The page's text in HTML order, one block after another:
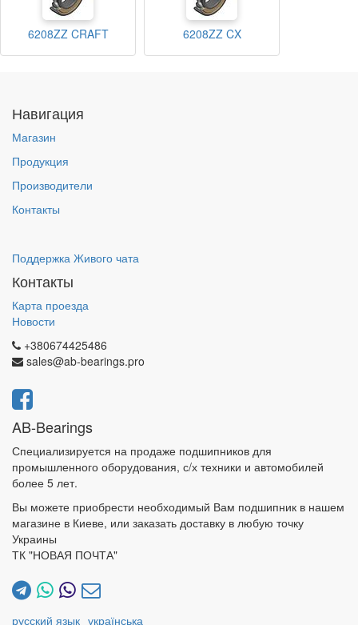
6208ZZ CRAFT 6208ZZ CX
Навигация
Магазин
Продукция
Производители
Контакты
Поддержка Живого чата
Контакты
Карта проезда
Новости
+380674425486
sales@ab-bearings.pro
AB-Bearings
Специализируется на продаже подшипников для
промышленного оборудования, с/х техники и автомобилей
более 5 лет.
Вы можете приобрести необходимый Вам подшипник в нашем
магазине в Киеве, или заказать доставку в любую точку
Украины
ТК "НОВАЯ ПОЧТА"
русский язык українська